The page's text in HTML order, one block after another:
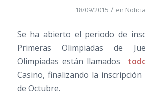
18/09/2015 / en
Se ha abierto el periodo de
Primeras Olimpiadas de
Olimpiadas están llamados
Casino, finalizando la
de Octubre.